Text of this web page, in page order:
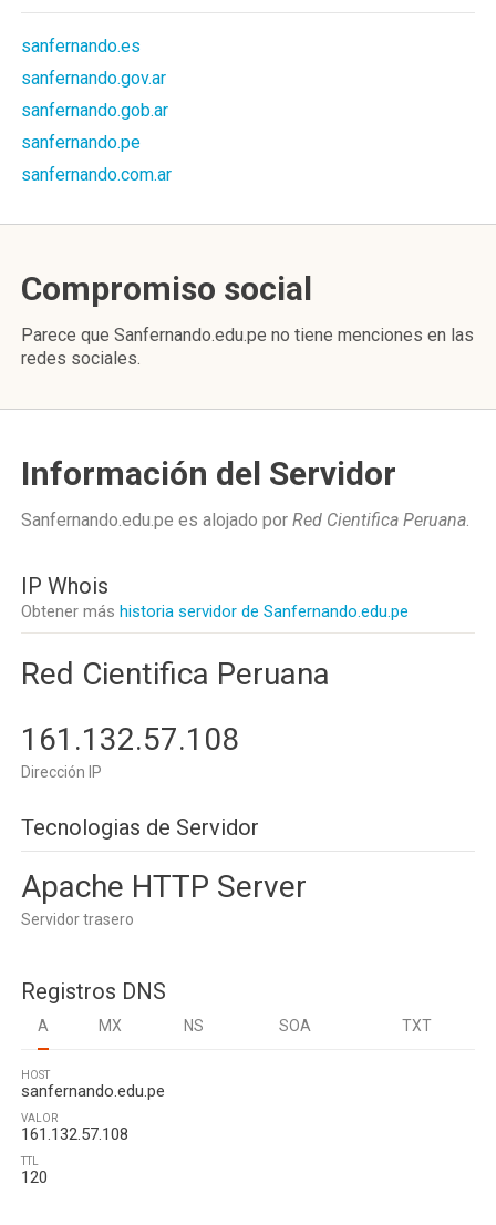
sanfernando.es
sanfernando.gov.ar
sanfernando.gob.ar
sanfernando.pe
sanfernando.com.ar
Compromiso social
Parece que Sanfernando.edu.pe no tiene menciones en las
redes sociales.
Información del Servidor
Sanfernando.edu.pe es alojado por Red Cientifica Peruana.
IP Whois
Obtener más historia servidor de Sanfernando.edu.pe
Red Cientifica Peruana
161.132.57.108
Dirección IP
Tecnologias de Servidor
Apache HTTP Server
Servidor trasero
Registros DNS
A MX NS SOA TXT
HOST
sanfernando.edu.pe
VALOR
161.132.57.108
TTL
120